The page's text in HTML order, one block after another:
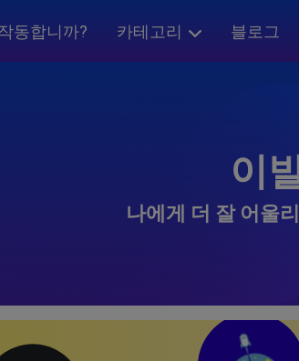
동합니까? 카테고리 블로그
이
나에게 더 잘 어울